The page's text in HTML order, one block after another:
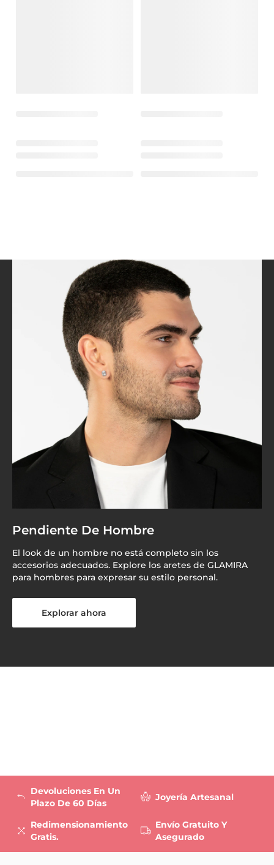
Pendiente De Hombre
El look de un hombre no está completo sin los
accesorios adecuados. Explore los aretes de GLAMIRA
para hombres para expresar su estilo personal.
Explorar ahora
Devoluciones En Un
Plazo De 60 Días
Redimensionamiento
Gratis.
Joyería Artesanal
Envío Gratuito Y
Asegurado